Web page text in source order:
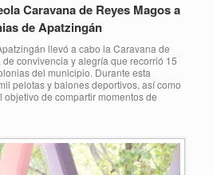
Caravana de Reyes Magos a
de Apatzingán
llevó a cabo la Caravana de
convivencia y alegría que recorrió 15
del municipio. Durante esta
pelotas y balones deportivos, así como
objetivo de compartir momentos de